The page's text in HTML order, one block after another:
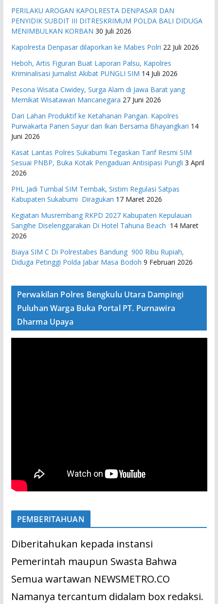
PERILAKU AROGAN KAPOLRESTA DENPASAR DAN
PENYIDIK SUBDIT III DITRESKRIMUM POLDA BALI DIDUGA
MENIMBULKAN KORBAN 30 Juli 2026
Kapolresta Denpasar dilaporkan ke Mabes Polri 22 Juli 2026
Heboh, Artis Figuran Buat Laporan Palsu, Kapolres
Kriminalisasi Jurnalist Akibat PUNGLI SIM 14 Juli 2026
Pesona Wisata Ciwidey, Surga Alam di Jawa Barat yang
Memikat Wisatawan Mancanegara 27 Juni 2026
Dari Lahan Produktif ke Ketahanan Pangan. Kapolres
Purwakarta Panen Sayur dan Ikan Bersama Bhayangkari 14
Juni 2026
Kasat Lantas Polres Sukabumi Tegaskan Tarif Resmi SIM
Sesuai PNBP, Buka Kotak Pengaduan Antisipasi Pungli 3 April
2026
PHL Jadi Tumbal SIM Tembak, Sistim Regulasi Satpas
Kabupaten Sukabumi Diragukan 17 Maret 2026
Kegiatan Musrembang RKPD 2027 ​Kabupaten Kepulauan
Sangihe Diselenggarakan Di Hotel Tahuna Beach 14 Maret
2026
Biaya SIM C Di Polrestabes Bandung 900 Ribu Rupiah,
Diduga Petinggi Polda Jabar Masa Bodoh 9 Februari 2026
Perwakilan Polres Bengkulu Utara Dampingi
Puluhan Warga Buka Portal PT. Purnawira
Dharma Upaya
PEMBERITAHUAN
Diberitahukan kepada instansi
Pemerintah maupun Swasta Bahwa
Semua wartawan NEWSMETRO.CO
Namanya tercantum didalam box redaksi.